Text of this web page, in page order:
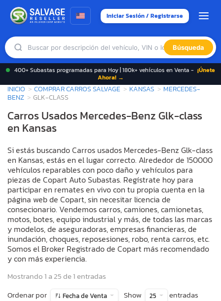
Iniciar Sesión / Registrarse
Búsqueda
400+ Subastas programadas para Hoy | 180k+ vehículos en Venta - ¡Únete
Ahora! →
INICIO COMPRAR CARROS SALVAGE KANSAS
MERCEDES-
BENZ
GLK-CLASS
Carros Usados Mercedes-Benz Glk-class
en Kansas
Si estás buscando Carros usados Mercedes-Benz Glk-class
en Kansas, estás en el lugar correcto. Alrededor de 150000
vehículos reparables con poco daño y vehículos para
piezas de Copart Auto Subastas. Regístrate hoy para
participar en remates en vivo con tu propia cuenta en la
página web de Copart, sin necesitar licencia de
consecionario. Vendemos carros, camiones, camionetas,
motos, botes, equipo industrial y más, de todas las marcas
y modelos, de aseguradoras, empresas financieras, de
inundación, choques, reposesiones, robo, renta carros, etc.
Somos el Broker Registrado de Copart más recomendado
y con más experiencia.
Mostrando 1 a 25 de 1 entradas
Ordenar por
Fecha de Venta Show 25 entradas